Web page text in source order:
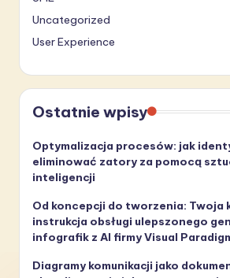
Uncategorized
User Experience
Ostatnie wpisy
Optymalizacja procesów: jak
eliminować zatory za pomocą
inteligencji
Od koncepcji do tworzenia: Twoja
instrukcja obsługi ulepszonego
infografik z AI firmy Visual
Diagramy komunikacji jako